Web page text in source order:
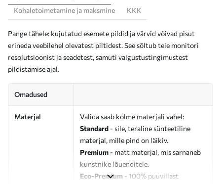
Kohaletoimetamine ja maksmine
KKK
Pange tähele: kujutatud esemete pildid ja värvid võivad pisut
erineda veebilehel olevatest piltidest. See sõltub teie monitori
resolutsioonist ja seadetest, samuti valgustustingimustest
pildistamise ajal.
Omadused
Materjal
Valida saab kolme materjali vahel:
Standard - sile, teraline sünteetiline
materjal, mille pind on läikiv.
Premium - matt materjal, mis sarnaneb
kunstnike lõuenditele.
Eco-Premium - 100% puuvillast